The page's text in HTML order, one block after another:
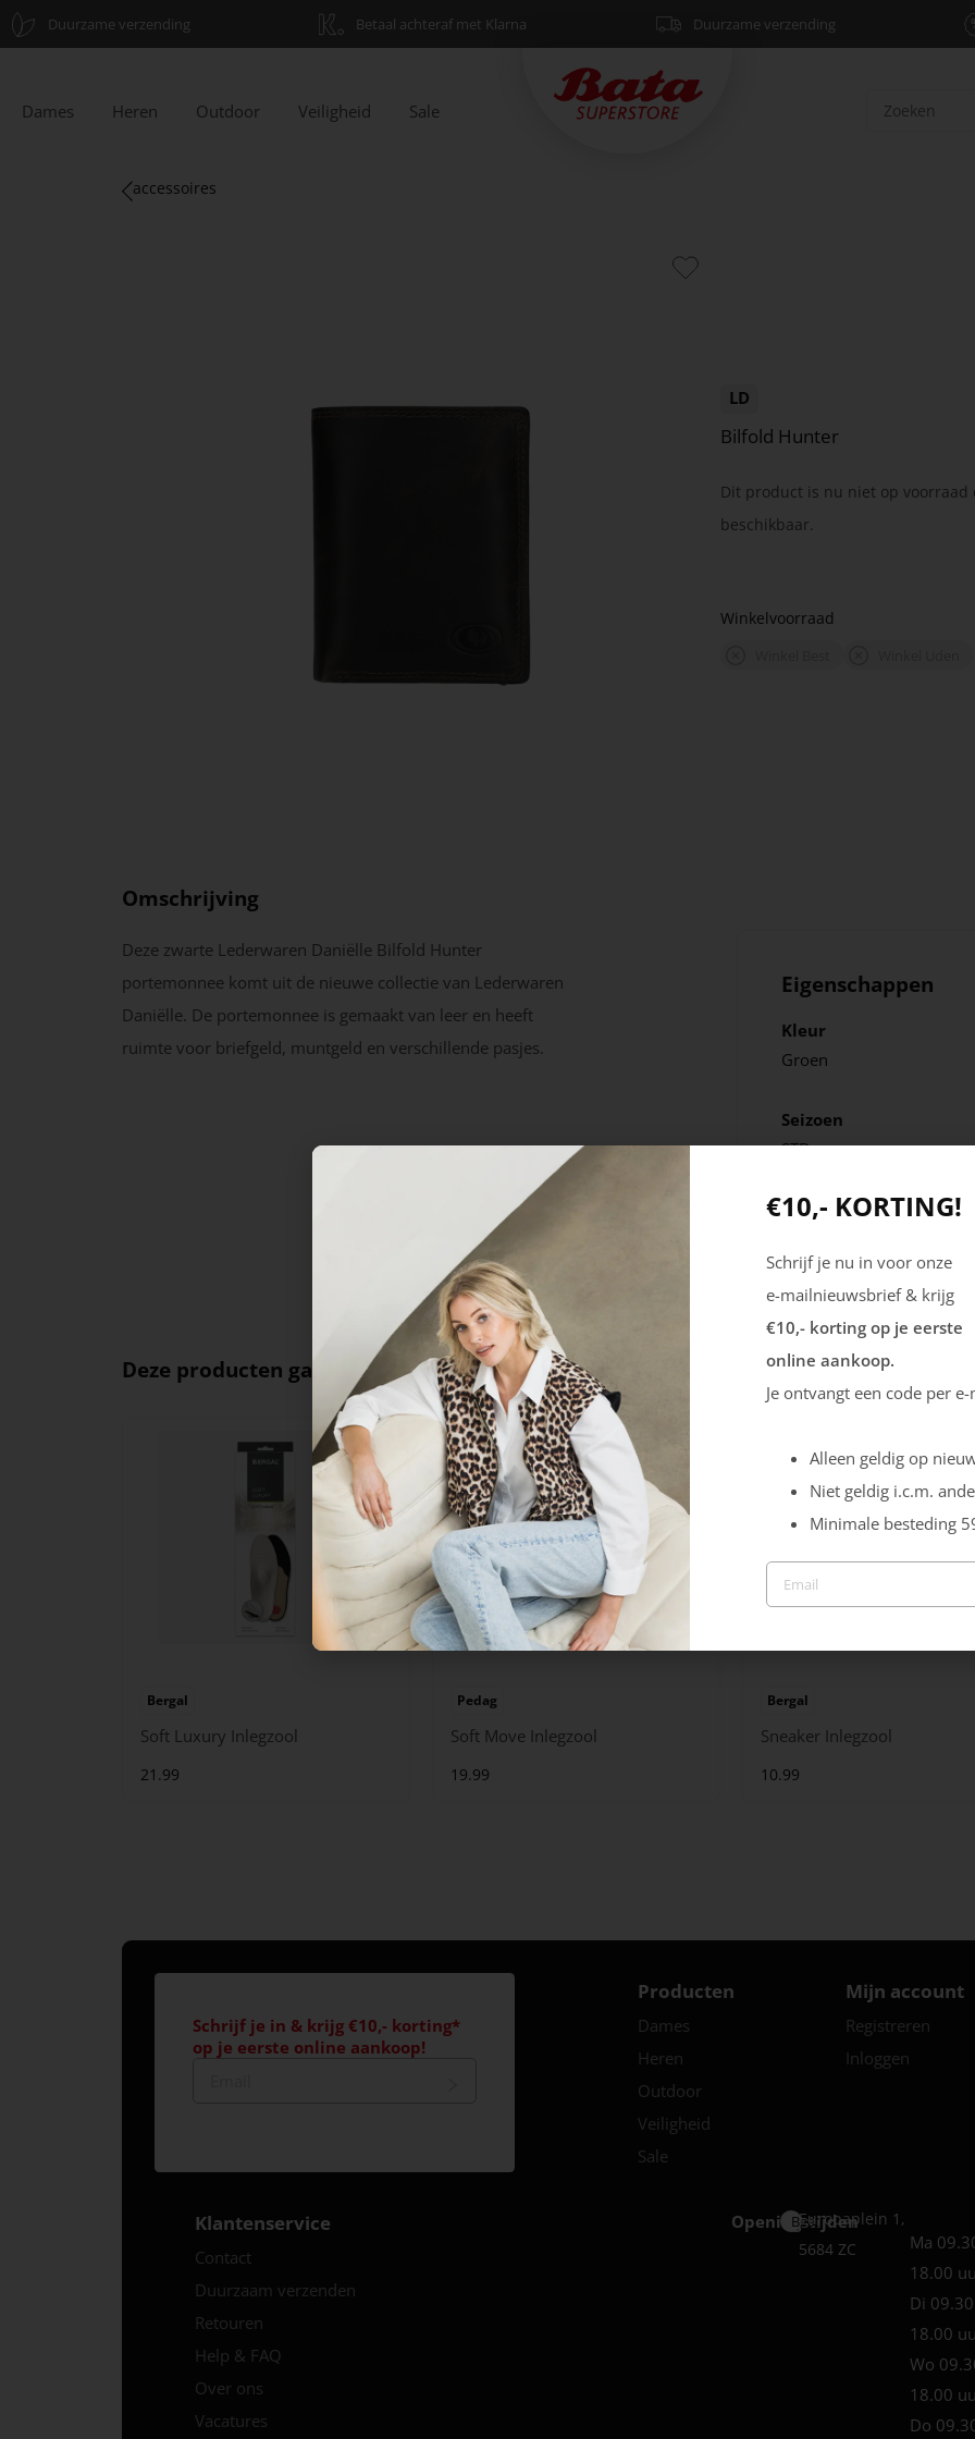
Duurzame verzending Betaal achteraf met Klarna Duurzame verzending
Dames Heren Outdoor Veiligheid Sale
accessoires
LD
Bilfold Hunter
Dit product is nu niet op voorraad
beschikbaar.
Winkelvoorraad
Omschrijving
Deze zwarte Lederwaren Daniëlle Bilfold Hunter
portemonnee komt uit de nieuwe collectie van Lederwaren
Daniëlle. De portemonnee is gemaakt van leer en heeft
ruimte voor briefgeld, muntgeld en verschillende pasjes.
Eigenschappen
Kleur
Groen
Seizoen
STD
Deze producten ga je leuk vinden
Bergal
Soft Luxury Inlegzool
21.99
Pedag
Soft Move Inlegzool
19.99
Bergal
Sneaker Inlegzool
10.99
Schrijf je in & krijg €10,- korting*
op je eerste online aankoop!
Producten
Dames
Heren
Outdoor
Veiligheid
Sale
Mijn account
Registreren
Inloggen
Klantenservice
Contact
Duurzaam verzenden
Retouren
Help & FAQ
Over ons
Vacatures
Openingstijden
Best
Europaplein 1,
5684 ZC
Ma
18.00
Di
18.00
Wo
18.00
Do
€10,- KORTING!
Schrijf je nu in voor onze
e-mailnieuwsbrief & krijg
€10,- korting op je eerste
online aankoop.
Je ontvangt een code per
Alleen geldig op
Niet geldig i.c.m.
Minimale besteding